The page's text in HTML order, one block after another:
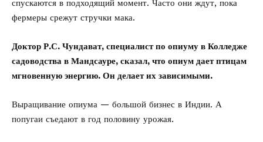
спускаются в подходящий момент. Часто они ждут, пока
фермеры срежут стручки мака.
Доктор Р.С. Чундават, специалист по опиуму в Колледже
садоводства в Мандсауре, сказал, что опиум дает птицам
мгновенную энергию. Он делает их зависимыми.
Выращивание опиума — большой бизнес в Индии. А
попугаи съедают в год половину урожая.